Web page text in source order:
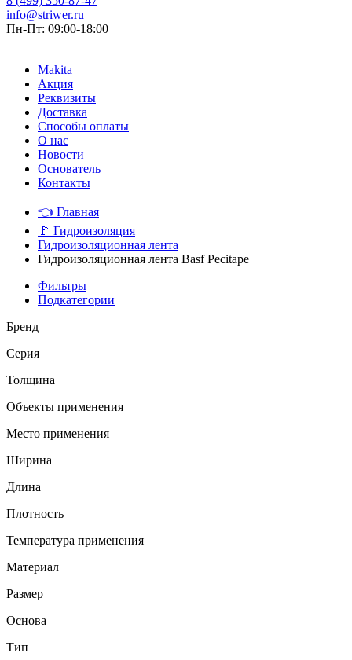
info@striwer.ru
Пн-Пт: 09:00-18:00
Makita
Акция
Реквизиты
Доставка
Способы оплаты
О нас
Новости
Основатель
Контакты
👈 Главная
🚩 Гидроизоляция
Гидроизоляционная лента
Гидроизоляционная лента Basf Pecitape
Фильтры
Подкатегории
Бренд
Серия
Толщина
Объекты применения
Место применения
Ширина
Длина
Плотность
Температура применения
Материал
Размер
Основа
Тип